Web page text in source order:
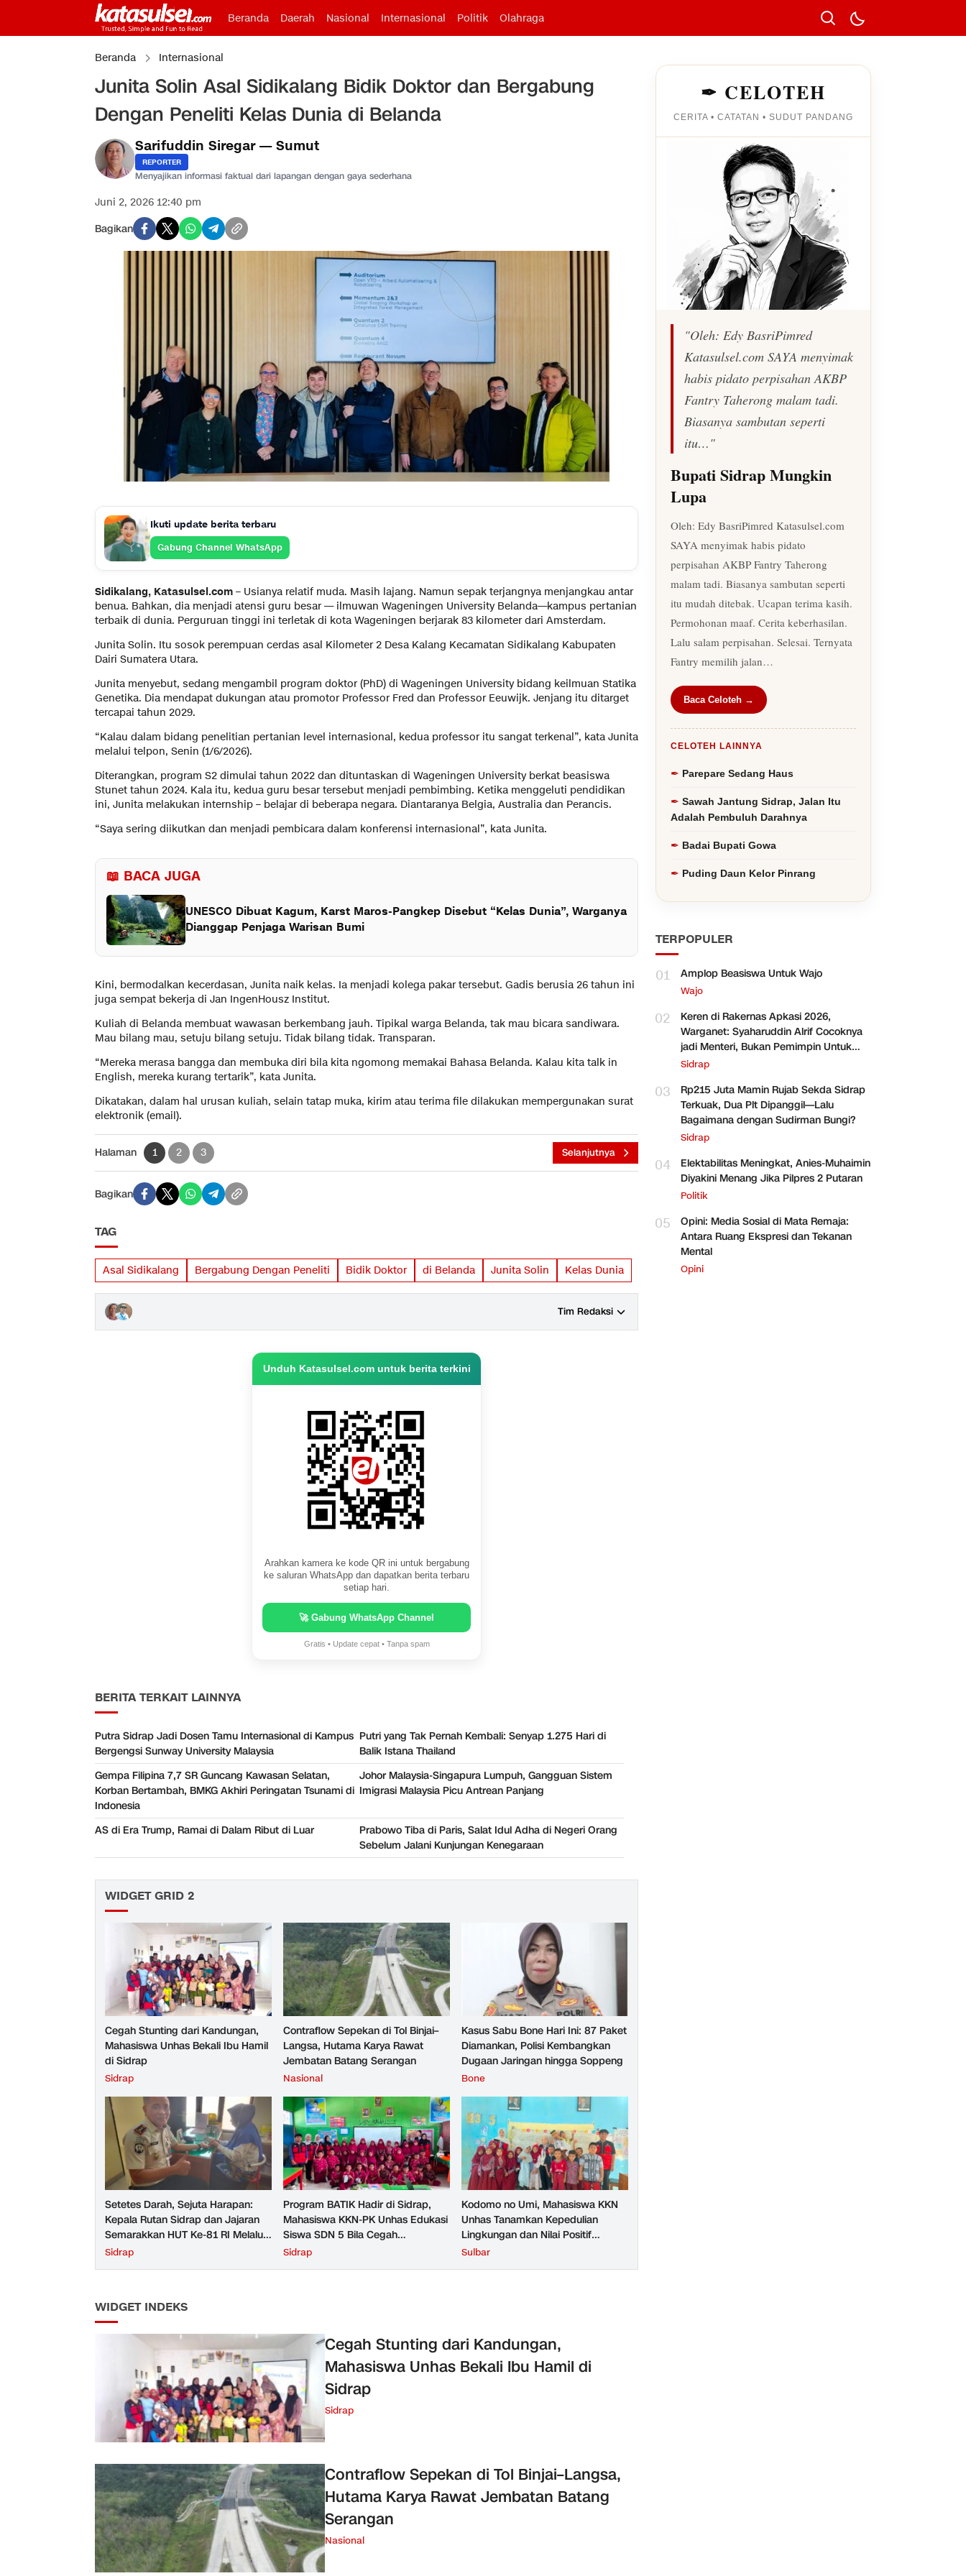
Beranda Daerah Nasional Internasional Politik Olahraga
Beranda Internasional
Junita Solin Asal Sidikalang Bidik Doktor dan Bergabung
Dengan Peneliti Kelas Dunia di Belanda
Sarifuddin Siregar — Sumut
REPORTER
Menyajikan informasi faktual dari lapangan dengan gaya sederhana
Juni 2, 2026 12:40 pm
Bagikan
Ikuti update berita terbaru
Gabung Channel WhatsApp
Sidikalang, Katasulsel.com – Usianya relatif muda. Masih lajang. Namun sepak terjangnya menjangkau antar
benua. Bahkan, dia menjadi atensi guru besar — ilmuwan Wageningen University Belanda—kampus pertanian
terbaik di dunia. Perguruan tinggi ini terletak di kota Wageningen berjarak 83 kilometer dari Amsterdam.
Junita Solin. Itu sosok perempuan cerdas asal Kilometer 2 Desa Kalang Kecamatan Sidikalang Kabupaten
Dairi Sumatera Utara.
Junita menyebut, sedang mengambil program doktor (PhD) di Wageningen University bidang keilmuan Statika
Genetika. Dia mendapat dukungan atau promotor Professor Fred dan Professor Eeuwijk. Jenjang itu ditarget
tercapai tahun 2029.
“Kalau dalam bidang penelitian pertanian level internasional, kedua professor itu sangat terkenal”, kata Junita
melalui telpon, Senin (1/6/2026).
Diterangkan, program S2 dimulai tahun 2022 dan dituntaskan di Wageningen University berkat beasiswa
Stunet tahun 2024. Kala itu, kedua guru besar tersebut menjadi pembimbing. Ketika menggeluti pendidikan
ini, Junita melakukan internship – belajar di beberapa negara. Diantaranya Belgia, Australia dan Perancis.
“Saya sering diikutkan dan menjadi pembicara dalam konferensi internasional”, kata Junita.
📖 BACA JUGA
UNESCO Dibuat Kagum, Karst Maros-Pangkep Disebut “Kelas Dunia”, Warganya
Dianggap Penjaga Warisan Bumi
Kini, bermodalkan kecerdasan, Junita naik kelas. Ia menjadi kolega pakar tersebut. Gadis berusia 26 tahun ini
juga sempat bekerja di Jan IngenHousz Institut.
Kuliah di Belanda membuat wawasan berkembang jauh. Tipikal warga Belanda, tak mau bicara sandiwara.
Mau bilang mau, setuju bilang setuju. Tidak bilang tidak. Transparan.
“Mereka merasa bangga dan membuka diri bila kita ngomong memakai Bahasa Belanda. Kalau kita talk in
English, mereka kurang tertarik”, kata Junita.
Dikatakan, dalam hal urusan kuliah, selain tatap muka, kirim atau terima file dilakukan mempergunakan surat
elektronik (email).
Halaman 1 2 3 Selanjutnya
Bagikan
TAG
Asal Sidikalang Bergabung Dengan Peneliti Bidik Doktor di Belanda Junita Solin Kelas Dunia
Tim Redaksi
Unduh Katasulsel.com untuk berita terkini
Arahkan kamera ke kode QR ini untuk bergabung
ke saluran WhatsApp dan dapatkan berita terbaru
setiap hari.
🚀 Gabung WhatsApp Channel
Gratis • Update cepat • Tanpa spam
BERITA TERKAIT LAINNYA
Putra Sidrap Jadi Dosen Tamu Internasional di Kampus
Bergengsi Sunway University Malaysia
Putri yang Tak Pernah Kembali: Senyap 1.275 Hari di
Balik Istana Thailand
Gempa Filipina 7,7 SR Guncang Kawasan Selatan,
Korban Bertambah, BMKG Akhiri Peringatan Tsunami di
Indonesia
Johor Malaysia-Singapura Lumpuh, Gangguan Sistem
Imigrasi Malaysia Picu Antrean Panjang
AS di Era Trump, Ramai di Dalam Ribut di Luar
Prabowo Tiba di Paris, Salat Idul Adha di Negeri Orang
Sebelum Jalani Kunjungan Kenegaraan
WIDGET GRID 2
Cegah Stunting dari Kandungan,
Mahasiswa Unhas Bekali Ibu Hamil
di Sidrap
Sidrap
Contraflow Sepekan di Tol Binjai–
Langsa, Hutama Karya Rawat
Jembatan Batang Serangan
Nasional
Kasus Sabu Bone Hari Ini: 87 Paket
Diamankan, Polisi Kembangkan
Dugaan Jaringan hingga Soppeng
Bone
Setetes Darah, Sejuta Harapan:
Kepala Rutan Sidrap dan Jajaran
Semarakkan HUT Ke-81 RI Melalui
Aksi Donor Darah
Sidrap
Program BATIK Hadir di Sidrap,
Mahasiswa KKN-PK Unhas Edukasi
Siswa SDN 5 Bila Cegah
Penyebaran Penyakit
Sidrap
Kodomo no Umi, Mahasiswa KKN
Unhas Tanamkan Kepedulian
Lingkungan dan Nilai Positif
Jepang kepada Siswa di Majene
Sulbar
WIDGET INDEKS
Cegah Stunting dari Kandungan,
Mahasiswa Unhas Bekali Ibu Hamil di
Sidrap
Sidrap
Contraflow Sepekan di Tol Binjai–Langsa,
Hutama Karya Rawat Jembatan Batang
Serangan
Nasional
✒ CELOTEH
CERITA • CATATAN • SUDUT PANDANG
"Oleh: Edy BasriPimred
Katasulsel.com SAYA menyimak
habis pidato perpisahan AKBP
Fantry Taherong malam tadi.
Biasanya sambutan seperti
itu…"
Bupati Sidrap Mungkin
Lupa
Oleh: Edy BasriPimred Katasulsel.com
SAYA menyimak habis pidato
perpisahan AKBP Fantry Taherong
malam tadi. Biasanya sambutan seperti
itu mudah ditebak. Ucapan terima kasih.
Permohonan maaf. Cerita keberhasilan.
Lalu salam perpisahan. Selesai. Ternyata
Fantry memilih jalan…
Baca Celoteh →
CELOTEH LAINNYA
Parepare Sedang Haus
Sawah Jantung Sidrap, Jalan Itu
Adalah Pembuluh Darahnya
Badai Bupati Gowa
Puding Daun Kelor Pinrang
TERPOPULER
01 Amplop Beasiswa Untuk Wajo
Wajo
02
Keren di Rakernas Apkasi 2026,
Warganet: Syaharuddin Alrif Cocoknya
jadi Menteri, Bukan Pemimpin Untuk
Sidrap Saja
Sidrap
03
Rp215 Juta Mamin Rujab Sekda Sidrap
Terkuak, Dua Plt Dipanggil—Lalu
Bagaimana dengan Sudirman Bungi?
Sidrap
04
Elektabilitas Meningkat, Anies-Muhaimin
Diyakini Menang Jika Pilpres 2 Putaran
Politik
05
Opini: Media Sosial di Mata Remaja:
Antara Ruang Ekspresi dan Tekanan
Mental
Opini